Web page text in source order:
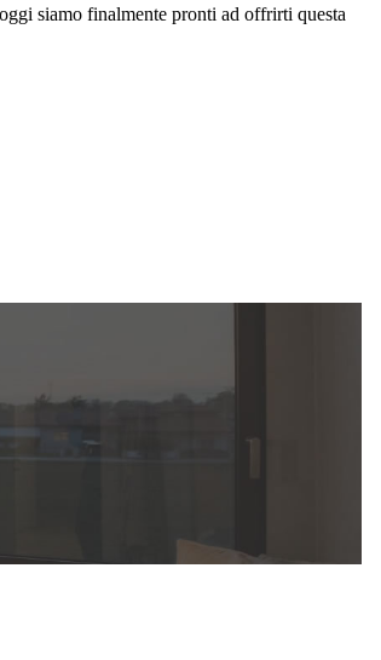
siamo finalmente pronti ad offrirti questa